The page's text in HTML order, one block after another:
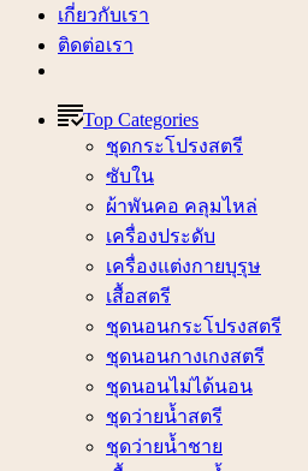
เกี่ยวกับเรา
ติดต่อเรา
Top Categories
ชุดกระโปรงสตรี
ซับใน
ผ้าพันคอ คลุมไหล่
เครื่องประดับ
เครื่องแต่งกายบุรุษ
เสื้อสตรี
ชุดนอนกระโปรงสตรี
ชุดนอนกางเกงสตรี
ชุดนอนไม่ได้นอน
ชุดว่ายน้ำสตรี
ชุดว่ายน้ำชาย